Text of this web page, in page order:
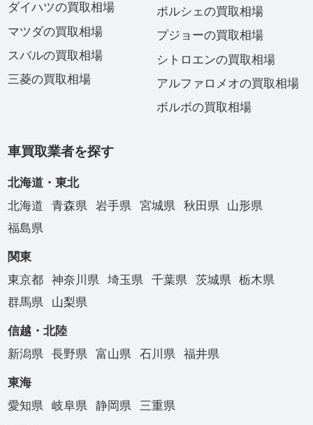
ダイハツの買取相場
マツダの買取相場
スバルの買取相場
三菱の買取相場
ポルシェの買取相場
プジョーの買取相場
シトロエンの買取相場
アルファロメオの買取相場
ボルボの買取相場
車買取業者を探す
北海道・東北
北海道
青森県 岩手県 宮城県 秋田県
山形県
福島県
関東
東京都
神奈川県 埼玉県 千葉県 茨城県
栃木県
群馬県
山梨県
信越・北陸
新潟県
長野県 富山県 石川県 福井県
東海
愛知県
岐阜県 静岡県 三重県